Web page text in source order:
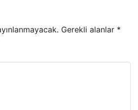
Gerekli alanlar *